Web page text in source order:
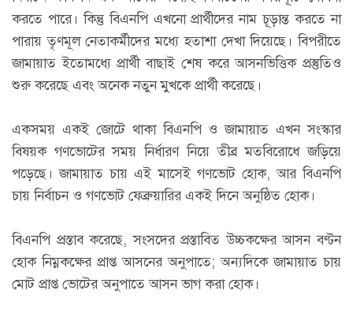
করতে পারে। কিন্তু বিএনপি এখনো প্রার্থীদের নাম চূড়ান্ত করতে না
পারায় তৃণমূল নেতাকর্মীদের মধ্যে হতাশা দেখা দিয়েছে। বিপরীতে
জামায়াত ইতোমধ্যে প্রার্থী বাছাই শেষ করে আসনভিত্তিক প্রস্তুতিও
শুরু করেছে এবং অনেক নতুন মুখকে প্রার্থী করেছে।
একসময় একই জোটে থাকা বিএনপি ও জামায়াত এখন সংস্কার
বিষয়ক গণভোটের সময় নির্ধারণ নিয়ে তীব্র মতবিরোধে জড়িয়ে
পড়েছে। জামায়াত চায় এই মাসেই গণভোট হোক, আর বিএনপি
চায় নির্বাচন ও গণভোট ফেব্রুয়ারির একই দিনে অনুষ্ঠিত হোক।
বিএনপি প্রস্তাব করেছে, সংসদের প্রস্তাবিত উচ্চকক্ষের আসন বণ্টন
হোক নিম্নকক্ষের প্রাপ্ত আসনের অনুপাতে; অন্যদিকে জামায়াত চায়
মোট প্রাপ্ত ভোটের অনুপাতে আসন ভাগ করা হোক।